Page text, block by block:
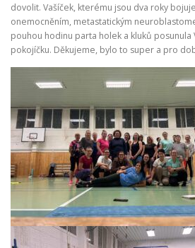
dovolit. Vašíček, kterému jsou dva roky
onemocněním, metastatickým
pouhou hodinu parta holek a kluků posunula
pokojíčku. Děkujeme, bylo to super a pro